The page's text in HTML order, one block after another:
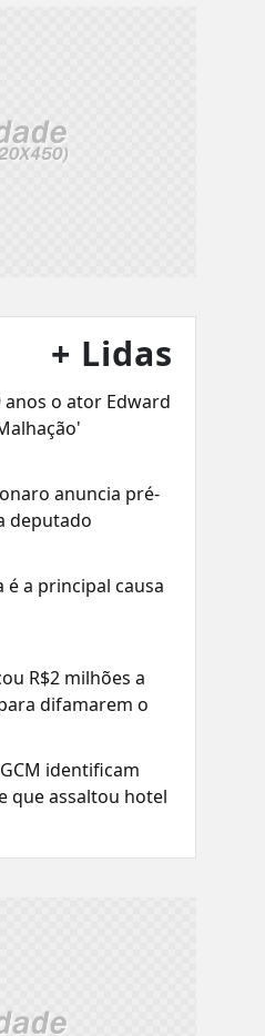
+ Lidas
o ator Edward
anuncia pré-
deputado
é a principal causa
R$2 milhões a
difamarem o
identificam
que assaltou hotel